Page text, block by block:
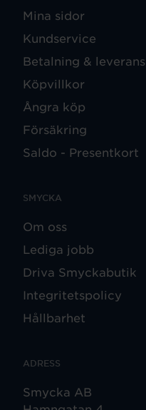
Mina sidor
Kundservice
Betalning & leverans
Köpvillkor
Ångra köp
Försäkring
Saldo - Presentkort
SMYCKA
Om oss
Lediga jobb
Driva Smyckabutik
Integritetspolicy
Hållbarhet
ADRESS
Smycka AB